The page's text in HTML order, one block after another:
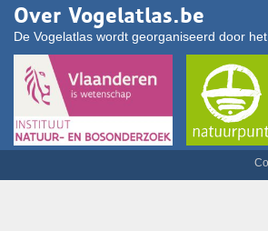
Over Vogelatlas.be
De Vogelatlas wordt georganiseerd door